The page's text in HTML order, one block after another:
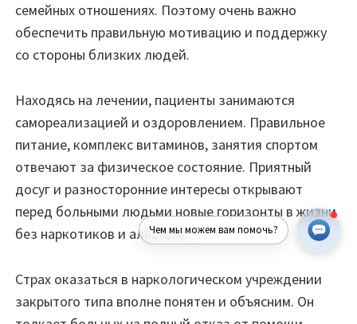
семейных отношениях. Поэтому очень важно
обеспечить правильную мотивацию и поддержку
со стороны близких людей.
Находясь на лечении, пациенты занимаются
самореализацией и оздоровлением. Правильное
питание, комплекс витаминов, занятия спортом
отвечают за физическое состояние. Приятный
досуг и разносторонние интересы открывают
перед больными людьми новые горизонты в жизни
без наркотиков и алкоголя.
Страх оказаться в наркологическом учреждении
закрытого типа вполне понятен и объясним. Он
Чем мы можем вам помочь?